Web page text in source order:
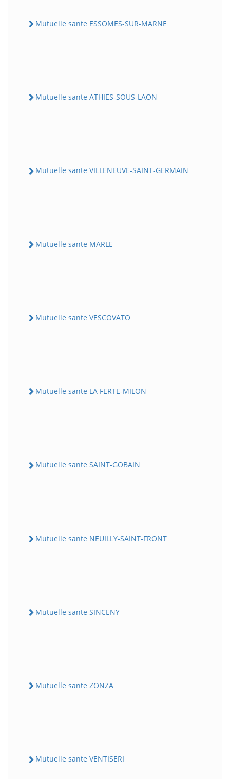
Mutuelle sante ESSOMES-SUR-MARNE
Mutuelle sante ATHIES-SOUS-LAON
Mutuelle sante VILLENEUVE-SAINT-GERMAIN
Mutuelle sante MARLE
Mutuelle sante VESCOVATO
Mutuelle sante LA FERTE-MILON
Mutuelle sante SAINT-GOBAIN
Mutuelle sante NEUILLY-SAINT-FRONT
Mutuelle sante SINCENY
Mutuelle sante ZONZA
Mutuelle sante VENTISERI